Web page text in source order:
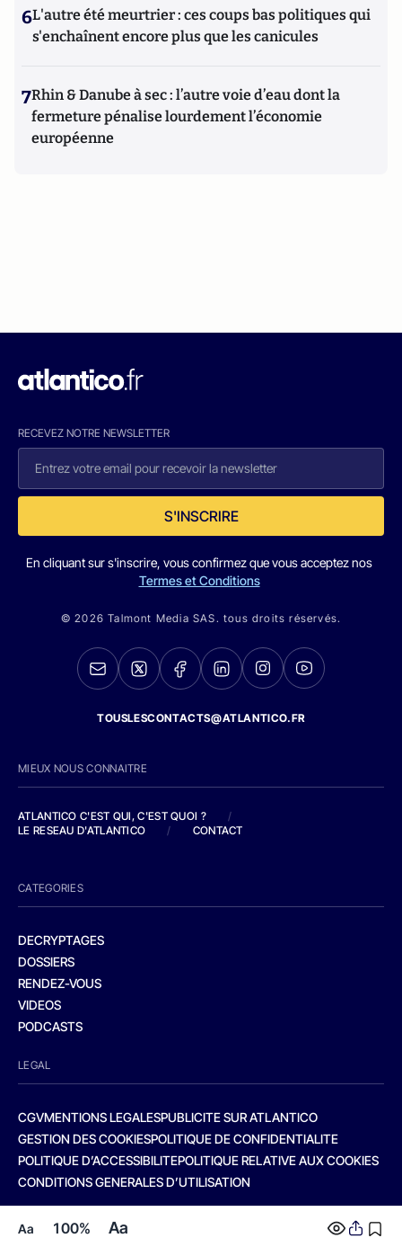
Aa 100% Aa
6L'autre été meurtrier : ces coups bas politiques qui
s'enchaînent encore plus que les canicules
7Rhin & Danube à sec : l’autre voie d’eau dont la
fermeture pénalise lourdement l’économie
européenne
RECEVEZ NOTRE NEWSLETTER
S'INSCRIRE
En cliquant sur s'inscrire, vous confirmez que vous acceptez nos
Termes et Conditions
© 2026 Talmont Media SAS. tous droits réservés.
TOUSLESCONTACTS@ATLANTICO.FR
MIEUX NOUS CONNAITRE
ATLANTICO C'EST QUI, C'EST QUOI ?
/
LE RESEAU D'ATLANTICO
/ CONTACT
CATEGORIES
DECRYPTAGES
DOSSIERS
RENDEZ-VOUS
VIDEOS
PODCASTS
LEGAL
CGVMENTIONS LEGALESPUBLICITE SUR ATLANTICO
GESTION DES COOKIESPOLITIQUE DE CONFIDENTIALITE
POLITIQUE D’ACCESSIBILITEPOLITIQUE RELATIVE AUX COOKIES
CONDITIONS GENERALES D’UTILISATION